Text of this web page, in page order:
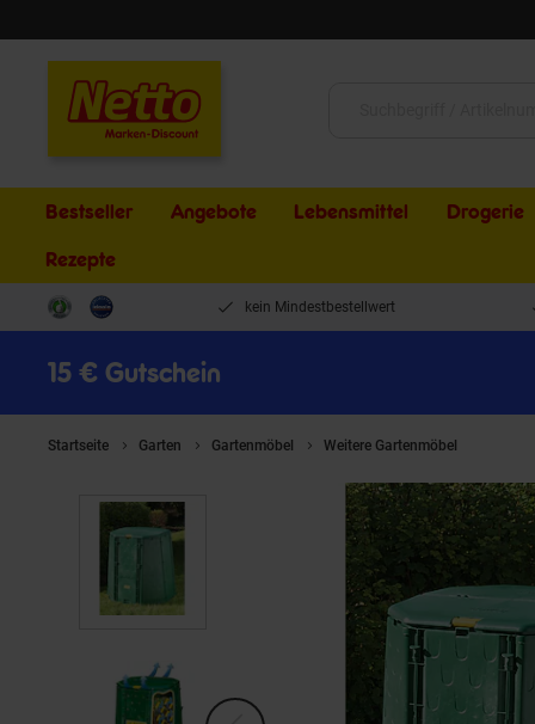
Bestseller Angebote Lebensmittel Drogerie
Rezepte
kein Mindestbestellwert
15 € Gutschein
Startseite Garten Gartenmöbel Weitere Gartenmöbel